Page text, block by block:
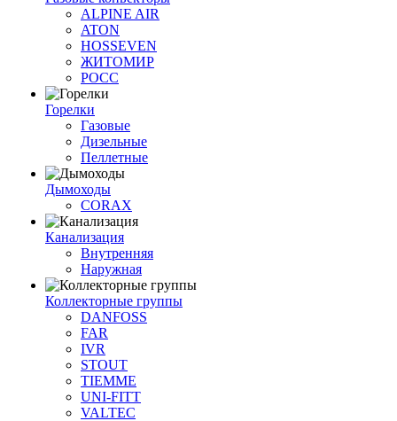
ALPINE AIR
ATON
HOSSEVEN
ЖИТОМИР
РОСС
Горелки
Газовые
Дизельные
Пеллетные
Дымоходы
CORAX
Канализация
Внутренняя
Наружная
Коллекторные группы
DANFOSS
FAR
IVR
STOUT
TIEMME
UNI-FITT
VALTEC